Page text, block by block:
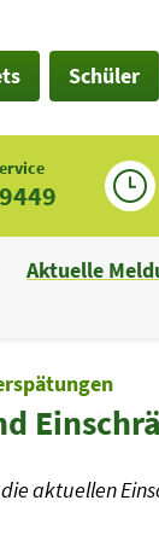
Schüler
Aktuelle
aktuellen